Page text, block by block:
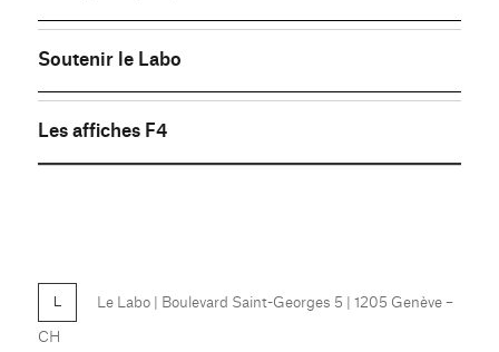
Soutenir le Labo
Les affiches F4
Le Labo | Boulevard Saint-Georges 5 | 1205 Genève –
CH